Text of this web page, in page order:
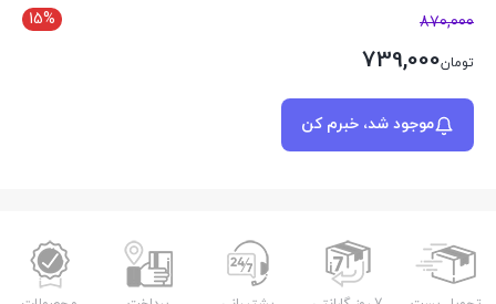
15% 870,000
تومان739,000
موجود شد، خبرم کن